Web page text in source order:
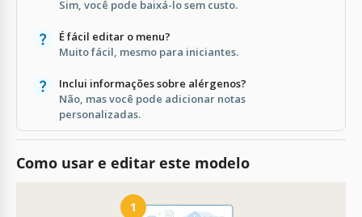
Sim, você pode baixá-lo sem custo.
É fácil editar o menu?
Muito fácil, mesmo para iniciantes.
Inclui informações sobre alérgenos?
Não, mas você pode adicionar notas
personalizadas.
Como usar e editar este modelo
1